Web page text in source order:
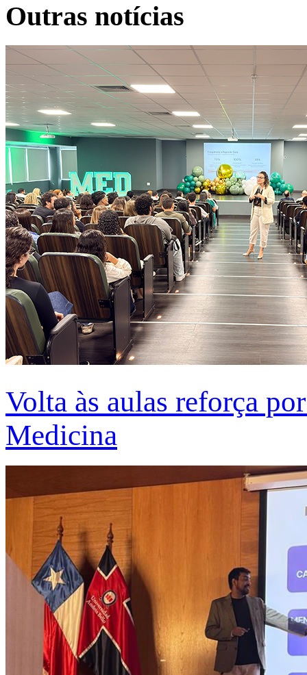
Outras notícias
Volta às aulas reforça
Medicina